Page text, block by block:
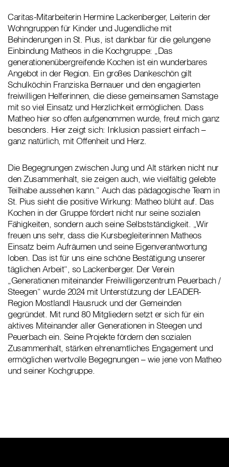
Caritas-Mitarbeiterin Hermine Lackenberger, Leiterin der
Wohngruppen für Kinder und Jugendliche mit
Behinderungen in St. Pius, ist dankbar für die gelungene
Einbindung Matheos in die Kochgruppe: „Das
generationenübergreifende Kochen ist ein wunderbares
Angebot in der Region. Ein großes Dankeschön gilt
Schulköchin Franziska Bernauer und den engagierten
freiwilligen Helferinnen, die diese gemeinsamen Samstage
mit so viel Einsatz und Herzlichkeit ermöglichen. Dass
Matheo hier so offen aufgenommen wurde, freut mich ganz
besonders. Hier zeigt sich: Inklusion passiert einfach –
ganz natürlich, mit Offenheit und Herz.
Die Begegnungen zwischen Jung und Alt stärken nicht nur
den Zusammenhalt, sie zeigen auch, wie vielfältig gelebte
Teilhabe aussehen kann.“ Auch das pädagogische Team in
St. Pius sieht die positive Wirkung: Matheo blüht auf. Das
Kochen in der Gruppe fördert nicht nur seine sozialen
Fähigkeiten, sondern auch seine Selbstständigkeit. „Wir
freuen uns sehr, dass die Kursbegleiterinnen Matheos
Einsatz beim Aufräumen und seine Eigenverantwortung
loben. Das ist für uns eine schöne Bestätigung unserer
täglichen Arbeit“, so Lackenberger. Der Verein
„Generationen miteinander Freiwilligenzentrum Peuerbach /
Steegen“ wurde 2024 mit Unterstützung der LEADER-
Region Mostlandl Hausruck und der Gemeinden
gegründet. Mit rund 80 Mitgliedern setzt er sich für ein
aktives Miteinander aller Generationen in Steegen und
Peuerbach ein. Seine Projekte fördern den sozialen
Zusammenhalt, stärken ehrenamtliches Engagement und
ermöglichen wertvolle Begegnungen – wie jene von Matheo
und seiner Kochgruppe.